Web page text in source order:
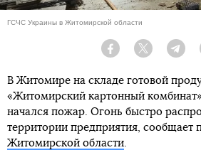
ГСЧС Украины в Житомирской области
Facebook Twitter
В Житомире на складе готовой
«Житомирский картонный комбинат»
начался пожар. Огонь быстро
территории предприятия, сообщает
Житомирской области.